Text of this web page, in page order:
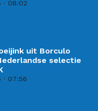
08:02
uit Borculo
selectie
07:56